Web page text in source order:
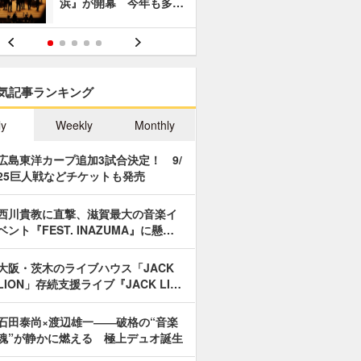
記事ランキング
Weekly Monthly
島東洋カープ追加3試合決定！ 9/
巨人戦などチケットも発売
川貴教に直撃、滋賀最大の音楽イ
ント『FEST. INAZUMA』に懸…
阪・茨木のライブハウス「JACK
」存続支援ライブ『JACK LI…
田泰尚×渡辺雄一――破格の“音楽
”が静かに燃える 極上デュオ誕生